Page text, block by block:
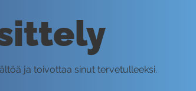
ja toivottaa sinut tervetulleeksi.